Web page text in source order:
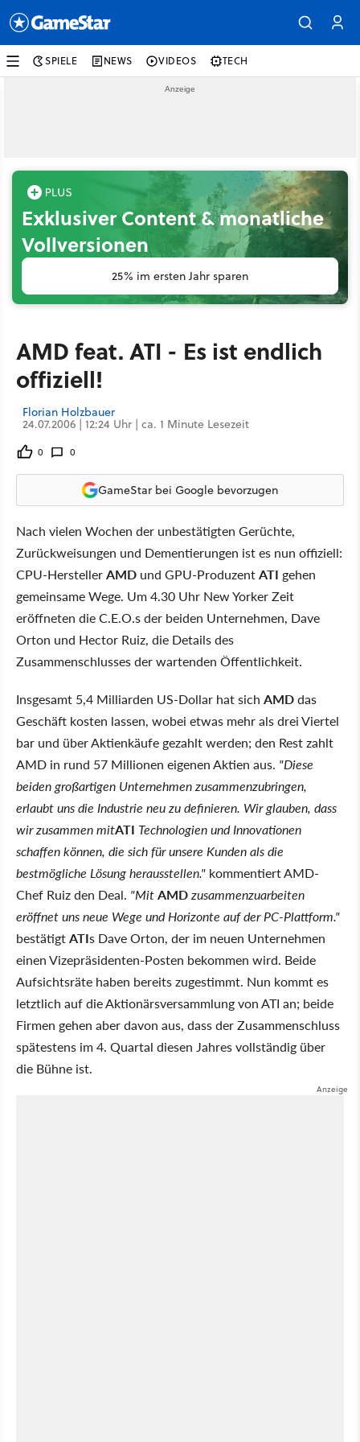
SPIELE NEWS VIDEOS TECH
Exklusiver Content & monatliche
Vollversionen
25% im ersten Jahr sparen
AMD feat. ATI - Es ist endlich
offiziell!
Florian Holzbauer
24.07.2006 | 12:24 Uhr | ca. 1 Minute Lesezeit
0 0
GameStar bei Google bevorzugen
Nach vielen Wochen der unbestätigten Gerüchte,
Zurückweisungen und Dementierungen ist es nun offiziell:
CPU-HerstellerAMD und GPU-ProduzentATI gehen
gemeinsame Wege. Um 4.30 Uhr New Yorker Zeit
eröffneten die C.E.O.s der beiden Unternehmen, Dave
Orton und Hector Ruiz, die Details des
Zusammenschlusses der wartenden Öffentlichkeit.
Insgesamt 5,4 Milliarden US-Dollar hat sich AMDdas
Geschäft kosten lassen, wobei etwas mehr als drei Viertel
bar und über Aktienkäufe gezahlt werden; den Rest zahlt
AMD in rund 57 Millionen eigenen Aktien aus. "Diese
beiden großartigen Unternehmen zusammenzubringen,
erlaubt uns die Industrie neu zu definieren. Wir glauben, dass
wir zusammen mitATI Technologien und Innovationen
schaffen können, die sich für unsere Kunden als die
bestmögliche Lösung herausstellen." kommentiert AMD-
Chef Ruiz den Deal. "MitAMDzusammenzuarbeiten
eröffnet uns neue Wege und Horizonte auf der PC-Plattform."
bestätigtATIs Dave Orton, der im neuen Unternehmen
einen Vizepräsidenten-Posten bekommen wird. Beide
Aufsichtsräte haben bereits zugestimmt. Nun kommt es
letztlich auf die Aktionärsversammlung von ATI an; beide
Firmen gehen aber davon aus, dass der Zusammenschluss
spätestens im 4. Quartal diesen Jahres vollständig über
die Bühne ist.